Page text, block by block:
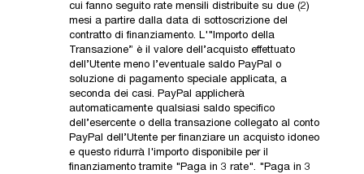
cui fanno seguito rate mensili distribuite su due (2)
mesi a partire dalla data di sottoscrizione del
contratto di finanziamento. L'"Importo della
Transazione” è il valore dell’acquisto effettuato
dell’Utente meno l’eventuale saldo PayPal o
soluzione di pagamento speciale applicata, a
seconda dei casi. PayPal applicherà
automaticamente qualsiasi saldo specifico
dell’esercente o della transazione collegato al conto
PayPal dell’Utente per finanziare un acquisto idoneo
e questo ridurrà l'importo disponibile per il
finanziamento tramite "Paga in 3 rate". "Paga in 3